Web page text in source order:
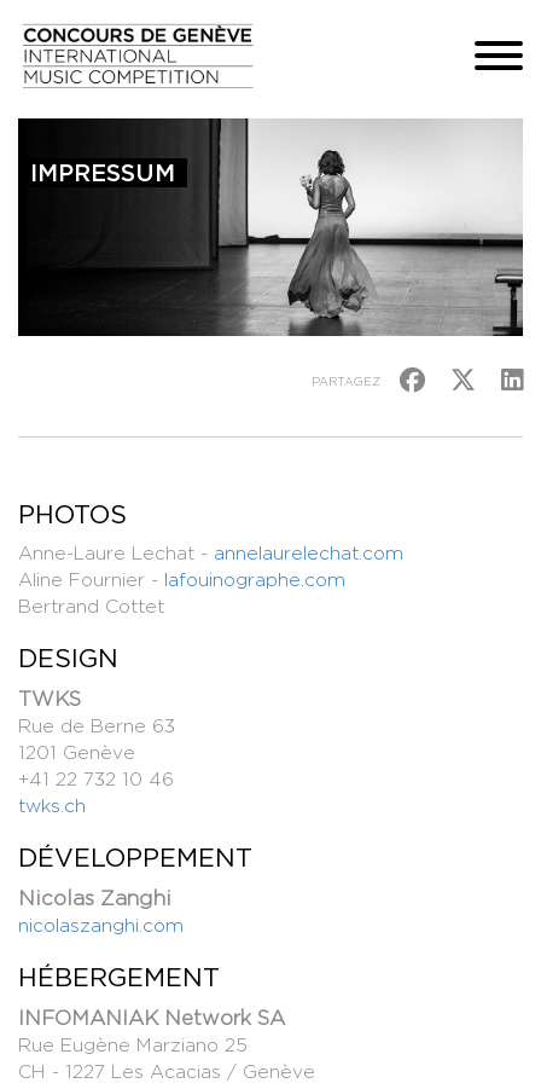
IMPRESSUM
PARTAGEZ
PHOTOS
Anne-Laure Lechat - annelaurelechat.com
Aline Fournier - lafouinographe.com
Bertrand Cottet
DESIGN
TWKS
Rue de Berne 63
1201 Genève
+41 22 732 10 46
twks.ch
DÉVELOPPEMENT
Nicolas Zanghi
nicolaszanghi.com
HÉBERGEMENT
INFOMANIAK Network SA
Rue Eugène Marziano 25
CH - 1227 Les Acacias / Genève